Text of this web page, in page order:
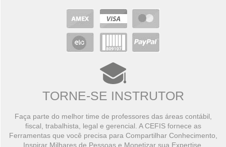
TORNE-SE INSTRUTOR
Faça parte do melhor time de professores das áreas contábil,
fiscal, trabalhista, legal e gerencial. A CEFIS fornece as
Ferramentas que você precisa para Compartilhar Conhecimento,
Inspirar Milhares de Pessoas e Monetizar sua Expertise.